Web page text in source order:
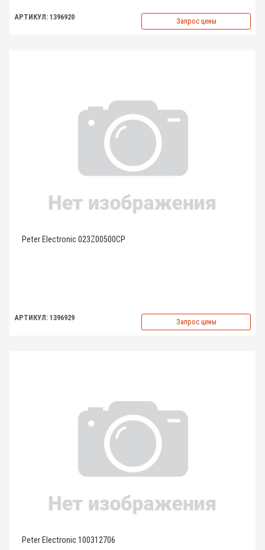
АРТИКУЛ: 1396920 Запрос цены
Peter Electronic 023Z00500CP
АРТИКУЛ: 1396929 Запрос цены
Peter Electronic 100312706